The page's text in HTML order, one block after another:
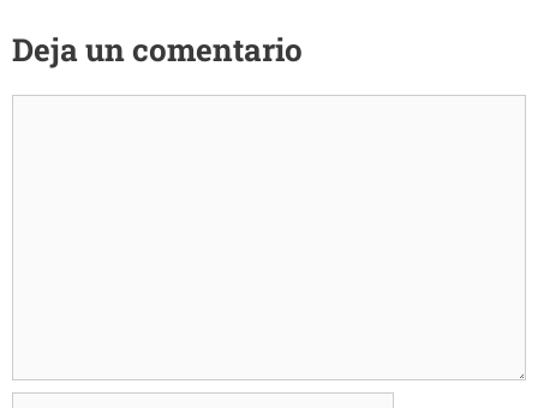
Deja un comentario